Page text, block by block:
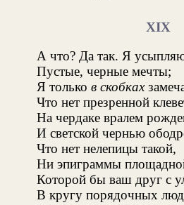
XIX
А что? Да так. Я
Пустые, черные мечты;
Я только в скобках
Что нет презренной
На чердаке вралем
И светской чернью
Что нет нелепицы такой,
Ни эпиграммы
Которой бы ваш друг с
В кругу порядочных